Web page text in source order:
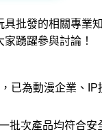
批發的相關專業
踴躍參與討論！
已為動漫企業、IP
批次產品均符合安